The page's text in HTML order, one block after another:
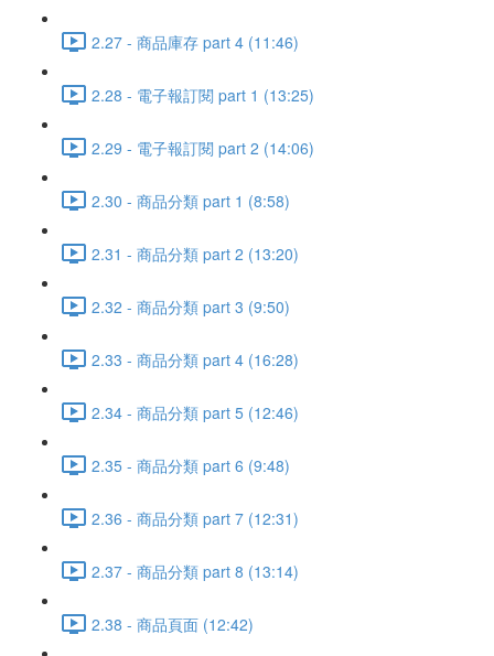
2.27 - 商品庫存 part 4 (11:46)
2.28 - 電子報訂閱 part 1 (13:25)
2.29 - 電子報訂閱 part 2 (14:06)
2.30 - 商品分類 part 1 (8:58)
2.31 - 商品分類 part 2 (13:20)
2.32 - 商品分類 part 3 (9:50)
2.33 - 商品分類 part 4 (16:28)
2.34 - 商品分類 part 5 (12:46)
2.35 - 商品分類 part 6 (9:48)
2.36 - 商品分類 part 7 (12:31)
2.37 - 商品分類 part 8 (13:14)
2.38 - 商品頁面 (12:42)